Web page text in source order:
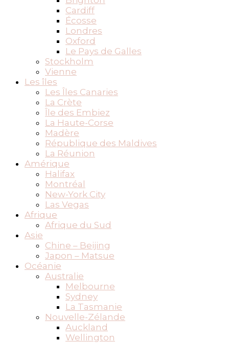
Cardiff
Écosse
Londres
Oxford
Le Pays de Galles
Stockholm
Vienne
Les îles
Les Îles Canaries
La Crète
Île des Embiez
La Haute-Corse
Madère
République des Maldives
La Réunion
Amérique
Halifax
Montréal
New-York City
Las Vegas
Afrique
Afrique du Sud
Asie
Chine – Beijing
Japon – Matsue
Océanie
Australie
Melbourne
Sydney
La Tasmanie
Nouvelle-Zélande
Auckland
Wellington